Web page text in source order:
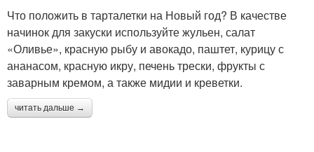
Что положить в тарталетки на Новый год? В качестве
начинок для закуски используйте жульен, салат
«Оливье», красную рыбу и авокадо, паштет, курицу с
ананасом, красную икру, печень трески, фрукты с
заварным кремом, а также мидии и креветки.
читать дальше →